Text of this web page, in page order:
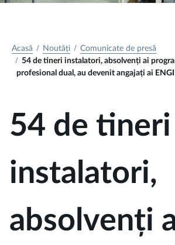
Acasă Noutăți
Comunicate de presă
54 de tineri instalatori, absolvenți ai
profesional dual, au devenit angajați ai
54 de tineri
instalatori,
absolvenți